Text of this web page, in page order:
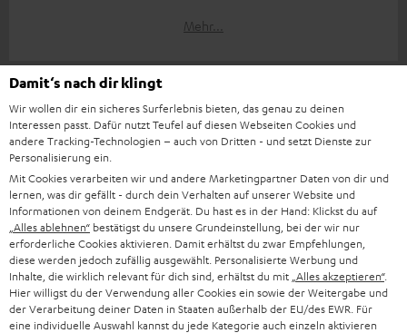
Mehr...
„Der neue Bamster übertrifft seinen Vorgänger in nahezu
allen Belangen“
Area DVD
17.08.2016
Mehr...
Damit‘s nach dir klingt
Wir wollen dir ein sicheres Surferlebnis bieten, das genau zu deinen
Interessen passt. Dafür nutzt Teufel auf diesen Webseiten Cookies und
andere Tracking-Technologien – auch von Dritten - und setzt Dienste zur
Personalisierung ein.
Mit Cookies verarbeiten wir und andere Marketingpartner Daten von dir und
lernen, was dir gefällt - durch dein Verhalten auf unserer Website und
Informationen von deinem Endgerät. Du hast es in der Hand: Klickst du auf
„Alles ablehnen“ bestätigst du unsere Grundeinstellung, bei der wir nur
erforderliche Cookies aktivieren. Damit erhältst du zwar Empfehlungen,
diese werden jedoch zufällig ausgewählt. Personalisierte Werbung und
Inhalte, die wirklich relevant für dich sind, erhältst du mit „Alles akzeptieren“.
Hier willigst du der Verwendung aller Cookies ein sowie der Weitergabe und
der Verarbeitung deiner Daten in Staaten außerhalb der EU/des EWR. Für
eine individuelle Auswahl kannst du jede Kategorie auch einzeln aktivieren